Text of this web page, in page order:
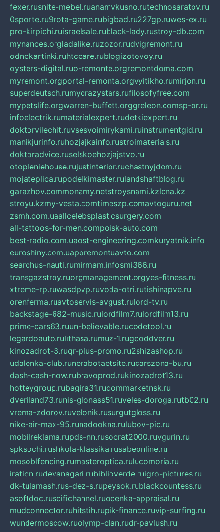
fexer.rusnite-mebel.ruanamvkusno.rutechnosaratov.ru
0sporte.ru9rota-game.rubigbad.ru227gp.ruwes-ex.ru
pro-kirpichi.ruisraelsale.rublack-lady.rustroy-db.com
mynances.orgladalike.ruzozor.rudvigremont.ru
odnokartinki.ruhtccare.rublogizotovoy.ru
oysters-digital.ruo-remonte.orgremontdoma.com
myremont.orgportal-remonta.orgvyitikho.rumirjon.ru
superdeutsch.rumycrazystars.rufilosofyfree.com
mypetslife.orgwarren-buffett.orggreleon.comsp-or.ru
infoelectrik.rumaterialexpert.rudetkiexpert.ru
doktorvilechit.ruvsesvoimirykami.ruinstrumentgid.ru
manikjurinfo.ruhozjajkainfo.rustroimaterials.ru
doktoradvice.ruselskoehozjajstvo.ru
otopleniehouse.rujustinterior.ruchastnyjdom.ru
mojateplica.rupodelkimaster.rulandshaftblog.ru
garazhov.commonamy.netstroysnami.kzlcna.kz
stroyu.kzmy-vesta.comtimeszp.comavtoguru.net
zsmh.com.uaallcelebsplasticsurgery.com
all-tattoos-for-men.compoisk-auto.com
best-radio.com.uaost-engineering.comkuryatnik.info
euroshiny.com.uaporemontuavto.com
searchus-nauti.rumirmam.infosmi366.ru
transgazstroy.ruorgmanagement.orgyes-fitness.ru
xtreme-rp.ruwasdpvp.ruvoda-otri.rutishinapve.ru
orenferma.ruavtoservis-avgust.rulord-tv.ru
backstage-682-music.rulordfilm7.rulordfilm13.ru
prime-cars63.ruun-believable.rucodetool.ru
legardoauto.rulithasa.rumuz-1.rugooddver.ru
kinozadrot-3.ruqr-plus-promo.ru2shizashop.ru
udalenka-club.runerabotaetsite.rucarszona-bu.ru
dash-cash-now.rubravoprod.rukinozadrot13.ru
hotteygroup.rubagira31.rudommarketnsk.ru
dveriland73.runis-glonass51.ruveles-doroga.rutb02.ru
vrema-zdorov.ruvelonik.rusurgutgloss.ru
nike-air-max-95.runadookna.rulubov-pic.ru
mobilreklama.rupds-nn.rusocrat2000.ruvgurin.ru
spksochi.rushkola-klassika.rusabeonline.ru
mosoblfencing.rumasteroptica.rulucomoria.ru
iration.rudevanagari.rubiblioverde.ruigro-pictures.ru
dk-tulamash.rus-dez-s.rupeysok.rublackcountess.ru
asoftdoc.ruscifichannel.ruocenka-appraisal.ru
mudconnector.ruhitstih.rupik-finance.ruvip-surfing.ru
wundermoscow.ruolymp-clan.rudr-pavlush.ru